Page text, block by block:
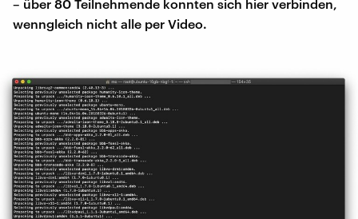
– über 80 Teilnehmende konnten sich hier verbinden,
wenngleich nicht alle per Video.